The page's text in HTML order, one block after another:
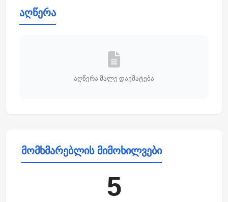
აღწერა
აღწერა მალე დაემატება
მომხმარებლის მიმოხილვები
5